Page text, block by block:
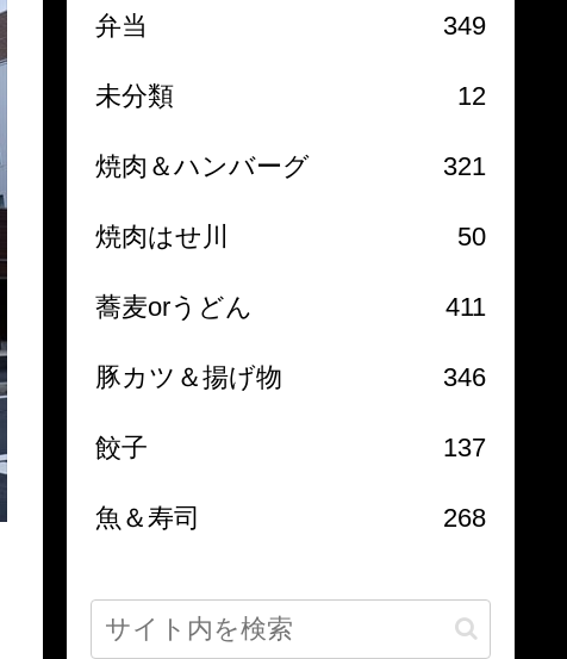
弁当 349
未分類 12
焼肉＆ハンバーグ 321
焼肉はせ川 50
蕎麦orうどん 411
豚カツ＆揚げ物 346
餃子 137
魚＆寿司 268